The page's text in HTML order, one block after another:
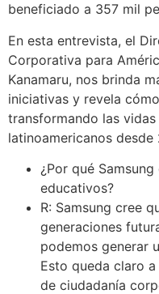
beneficiado a 357 mil
En esta entrevista, el
Corporativa para
Kanamaru, nos brinda
iniciativas y revela
transformando las
latinoamericanos desde
¿Por qué
educativos?
R: Samsung cree
generaciones
podemos generar
Esto queda claro
de ciudadanía